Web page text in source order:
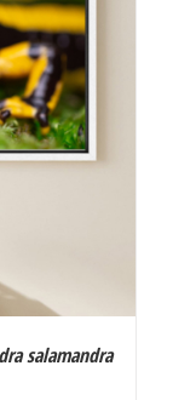
salamandra